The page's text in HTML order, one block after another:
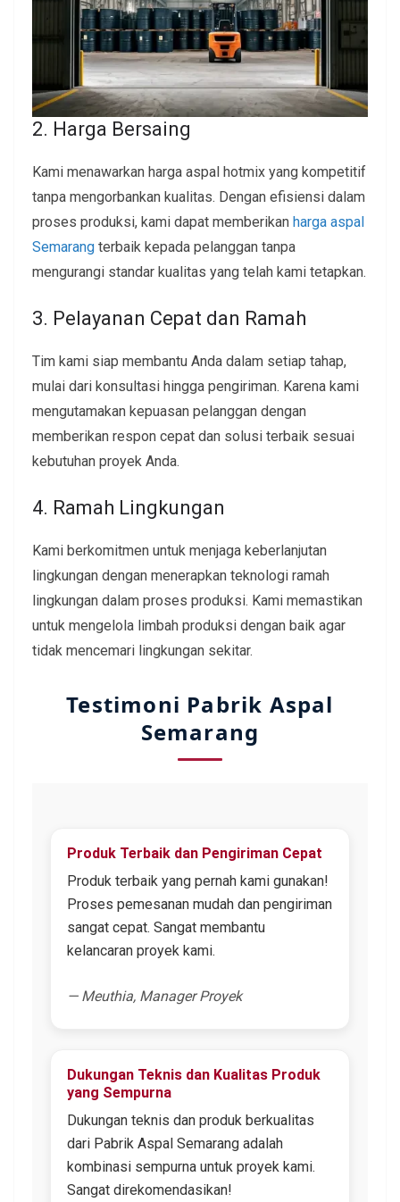
2. Harga Bersaing
Kami menawarkan harga aspal hotmix yang kompetitif
tanpa mengorbankan kualitas. Dengan efisiensi dalam
proses produksi, kami dapat memberikan harga aspal
Semarang terbaik kepada pelanggan tanpa
mengurangi standar kualitas yang telah kami tetapkan.
3. Pelayanan Cepat dan Ramah
Tim kami siap membantu Anda dalam setiap tahap,
mulai dari konsultasi hingga pengiriman. Karena kami
mengutamakan kepuasan pelanggan dengan
memberikan respon cepat dan solusi terbaik sesuai
kebutuhan proyek Anda.
4. Ramah Lingkungan
Kami berkomitmen untuk menjaga keberlanjutan
lingkungan dengan menerapkan teknologi ramah
lingkungan dalam proses produksi. Kami memastikan
untuk mengelola limbah produksi dengan baik agar
tidak mencemari lingkungan sekitar.
Testimoni Pabrik Aspal
Semarang
Produk Terbaik dan Pengiriman Cepat
Produk terbaik yang pernah kami gunakan!
Proses pemesanan mudah dan pengiriman
sangat cepat. Sangat membantu
kelancaran proyek kami.
— Meuthia, Manager Proyek
Dukungan Teknis dan Kualitas Produk
yang Sempurna
Dukungan teknis dan produk berkualitas
dari Pabrik Aspal Semarang adalah
kombinasi sempurna untuk proyek kami.
Sangat direkomendasikan!